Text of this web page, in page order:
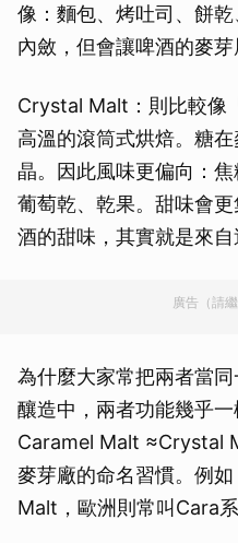
像：麵包、烤吐司、餅
內斂，但會讓啤酒的麥芽
Crystal Malt：則比較像
高溫的滾筒式烘焙。糖
晶。因此風味更偏向：焦
葡萄乾、乾果。甜味會
酒的甜味，其實就是來自
廣告（請
為什麼大家常把兩者當
釀造中，兩者功能幾乎一
Caramel Malt ≈Crystal
麥芽廠的命名習慣。例
Malt，歐洲則常叫Cara系